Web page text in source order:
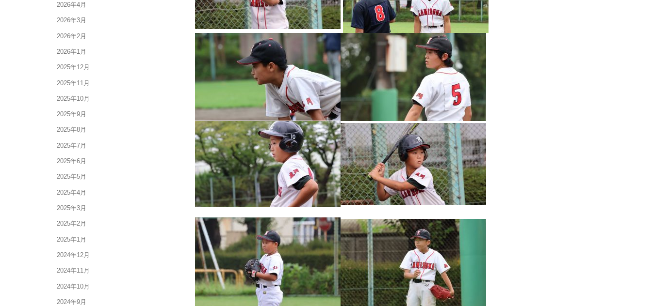
2026年4月
2026年3月
2026年2月
2026年1月
2025年12月
2025年11月
2025年10月
2025年9月
2025年8月
2025年7月
2025年6月
2025年5月
2025年4月
2025年3月
2025年2月
2025年1月
2024年12月
2024年11月
2024年10月
2024年9月